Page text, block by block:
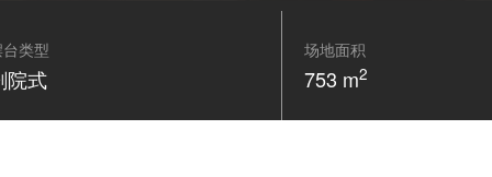
类型
院式
场地面积
753 m2